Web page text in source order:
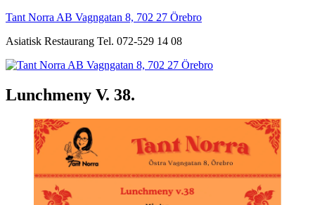
Hoppa
innehåll
Tant Norra AB Vagngatan 8, 702 27 Örebro
Asiatisk Restaurang Tel. 072-529 14 08
Lunchmeny V. 38.